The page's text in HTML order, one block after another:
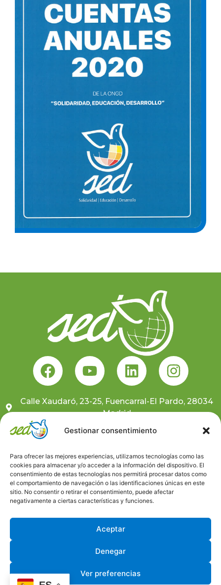
Gestionar consentimiento
Para ofrecer las mejores experiencias, utilizamos tecnologías como las
cookies para almacenar y/o acceder a la información del dispositivo. El
consentimiento de estas tecnologías nos permitirá procesar datos como
el comportamiento de navegación o las identificaciones únicas en este
sitio. No consentir o retirar el consentimiento, puede afectar
negativamente a ciertas características y funciones.
Aceptar
Denegar
Ver preferencias
Calle Xaudaró, 23-25, Fuencarral-El Pardo, 28034
Madrid
681 10 59 91
Suscríbete a nuestra newsletter
Canal ético
Trabaja con nosotros
Aviso Legal Política de PrivacidadPolítica de Cookies